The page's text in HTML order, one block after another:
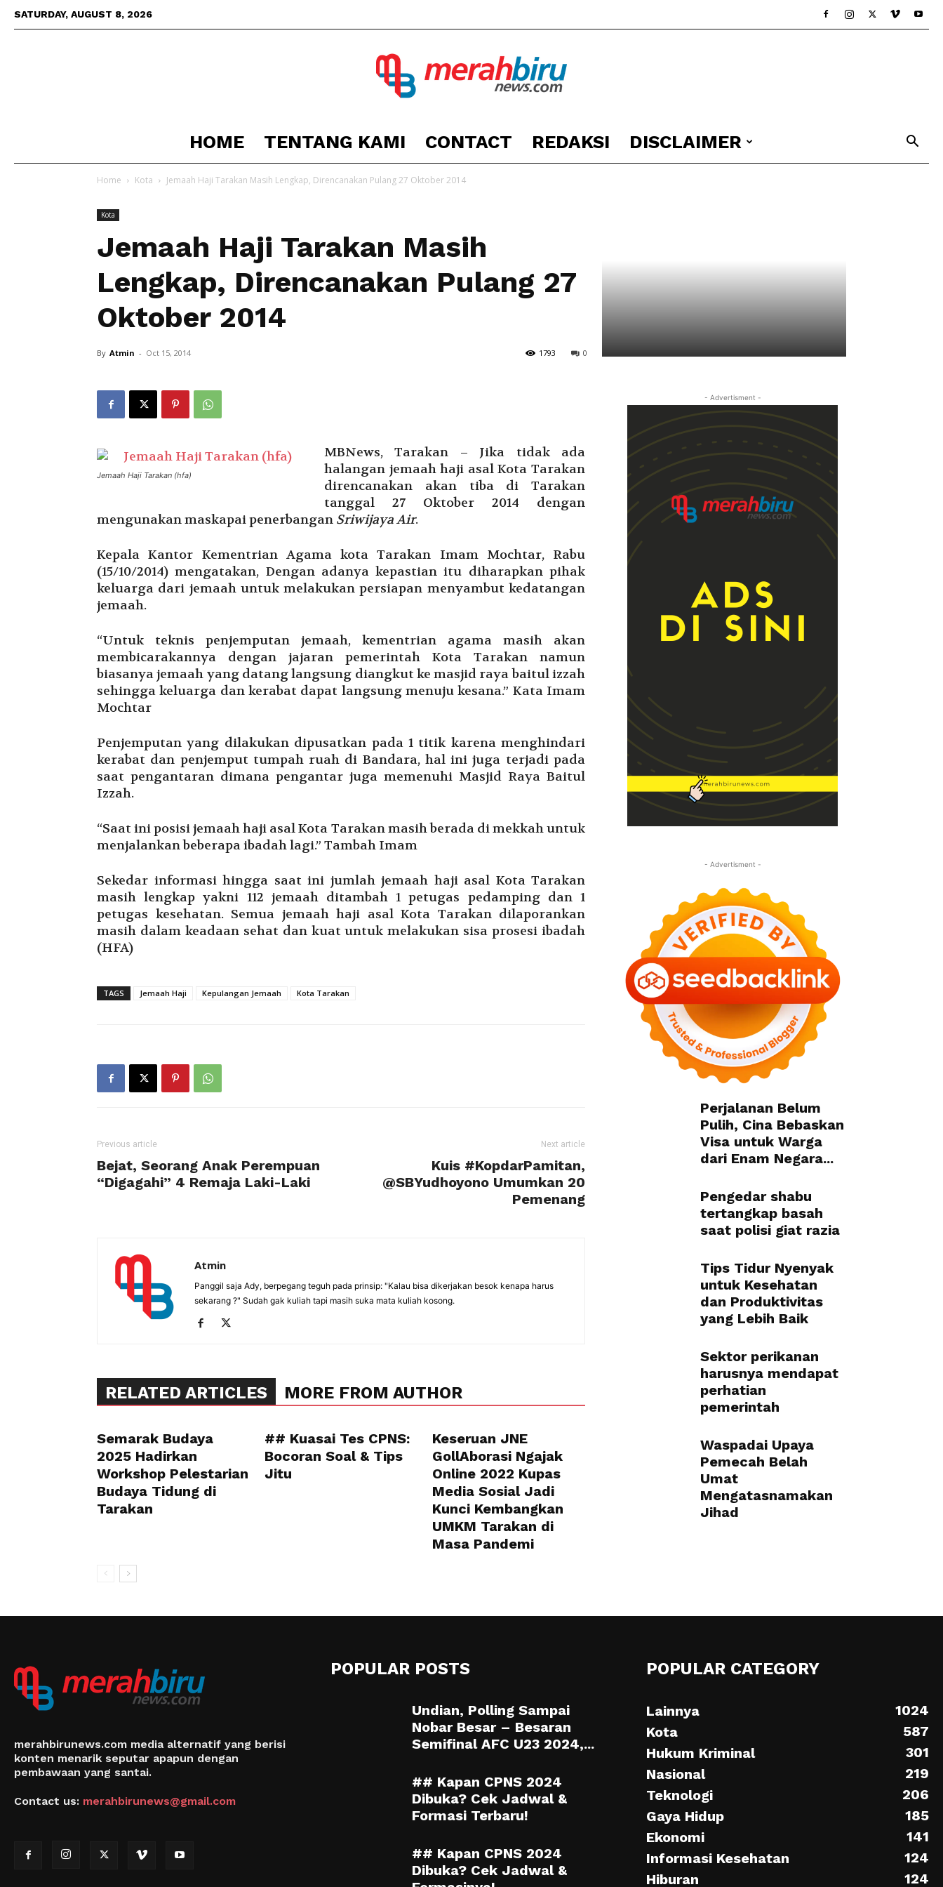
SATURDAY, AUGUST 8, 2026
Berita
Kota
HOME TENTANG KAMI CONTACT REDAKSI DISCLAIMER
Home Kota Jemaah Haji Tarakan Masih Lengkap, Direncanakan Pulang 27 Oktober 2014
Kota
Jemaah Haji Tarakan Masih
Lengkap, Direncanakan Pulang 27
Oktober 2014
By Atmin - Oct 15, 2014 0
1793
Jemaah Haji Tarakan (hfa)
MBNews, Tarakan – Jika tidak ada
halangan jemaah haji asal Kota Tarakan
direncanakan akan tiba di Tarakan
tanggal 27 Oktober 2014 dengan
mengunakan maskapai penerbangan Sriwijaya Air.
Kepala Kantor Kementrian Agama kota Tarakan Imam Mochtar, Rabu
(15/10/2014) mengatakan, Dengan adanya kepastian itu diharapkan pihak
keluarga dari jemaah untuk melakukan persiapan menyambut kedatangan
jemaah.
“Untuk teknis penjemputan jemaah, kementrian agama masih akan
membicarakannya dengan jajaran pemerintah Kota Tarakan namun
biasanya jemaah yang datang langsung diangkut ke masjid raya baitul izzah
sehingga keluarga dan kerabat dapat langsung menuju kesana.” Kata Imam
Mochtar
Penjemputan yang dilakukan dipusatkan pada 1 titik karena menghindari
kerabat dan penjemput tumpah ruah di Bandara, hal ini juga terjadi pada
saat pengantaran dimana pengantar juga memenuhi Masjid Raya Baitul
Izzah.
“Saat ini posisi jemaah haji asal Kota Tarakan masih berada di mekkah untuk
menjalankan beberapa ibadah lagi.” Tambah Imam
Sekedar informasi hingga saat ini jumlah jemaah haji asal Kota Tarakan
masih lengkap yakni 112 jemaah ditambah 1 petugas pedamping dan 1
petugas kesehatan. Semua jemaah haji asal Kota Tarakan dilaporankan
masih dalam keadaan sehat dan kuat untuk melakukan sisa prosesi ibadah
(HFA)
TAGS Jemaah Haji Kepulangan Jemaah Kota Tarakan
Previous article
Bejat, Seorang Anak Perempuan
“Digagahi” 4 Remaja Laki-Laki
Next article
Kuis #KopdarPamitan,
@SBYudhoyono Umumkan 20
Pemenang
Atmin
Panggil saja Ady, berpegang teguh pada prinsip: "Kalau bisa dikerjakan besok kenapa harus
sekarang ?" Sudah gak kuliah tapi masih suka mata kuliah kosong.
RELATED ARTICLES MORE FROM AUTHOR
Semarak Budaya
2025 Hadirkan
Workshop Pelestarian
Budaya Tidung di
Tarakan
## Kuasai Tes CPNS:
Bocoran Soal & Tips
Jitu
Keseruan JNE
GollAborasi Ngajak
Online 2022 Kupas
Media Sosial Jadi
Kunci Kembangkan
UMKM Tarakan di
Masa Pandemi
- Advertisment -
- Advertisment -
Perjalanan Belum
Pulih, Cina Bebaskan
Visa untuk Warga
dari Enam Negara...
Pengedar shabu
tertangkap basah
saat polisi giat razia
Tips Tidur Nyenyak
untuk Kesehatan
dan Produktivitas
yang Lebih Baik
Sektor perikanan
harusnya mendapat
perhatian
pemerintah
Waspadai Upaya
Pemecah Belah
Umat
Mengatasnamakan
Jihad
merahbirunews.com media alternatif yang berisi
konten menarik seputar apapun dengan
pembawaan yang santai.
Contact us: merahbirunews@gmail.com
POPULAR POSTS
Undian, Polling Sampai
Nobar Besar – Besaran
Semifinal AFC U23 2024,...
## Kapan CPNS 2024
Dibuka? Cek Jadwal &
Formasi Terbaru!
## Kapan CPNS 2024
Dibuka? Cek Jadwal &
POPULAR CATEGORY
Lainnya
1024
Kota
587
Hukum Kriminal
301
Nasional
219
Teknologi
206
Gaya Hidup
185
Ekonomi
141
Informasi Kesehatan
124
Hiburan
124